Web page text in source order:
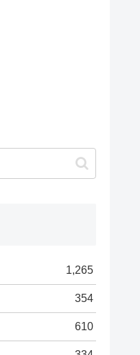
1,265
354
610